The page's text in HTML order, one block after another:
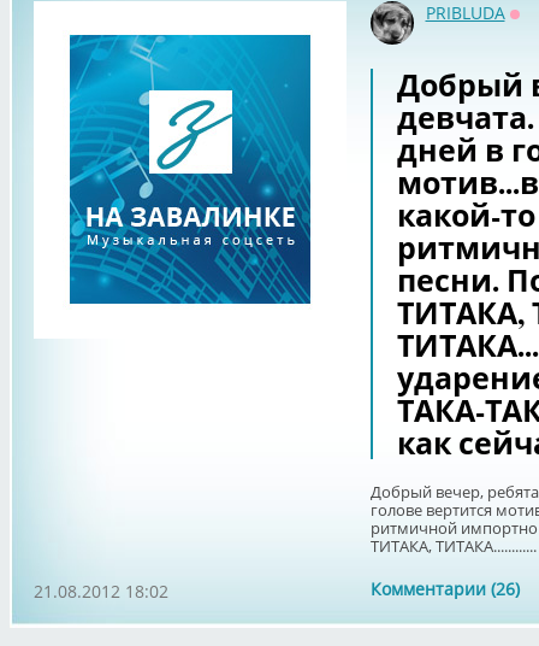
PRIBLUDA
Добрый
дней в
какой-
песни.
ТИТАКА,
ТАКА-
как
Добрый вечер,
голове вертится
ритмичной
ТИТАКА,
Комментарии (26)
21.08.2012 18:02